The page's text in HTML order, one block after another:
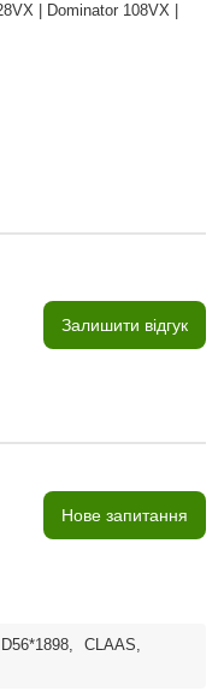
| Dominator 108VX |
Залишити відгук
Нове запитання
D56*1898, CLAAS,